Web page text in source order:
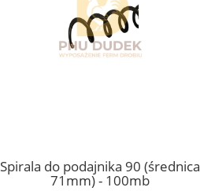
Spirala do podajnika 90 (średnica
71mm) - 100mb